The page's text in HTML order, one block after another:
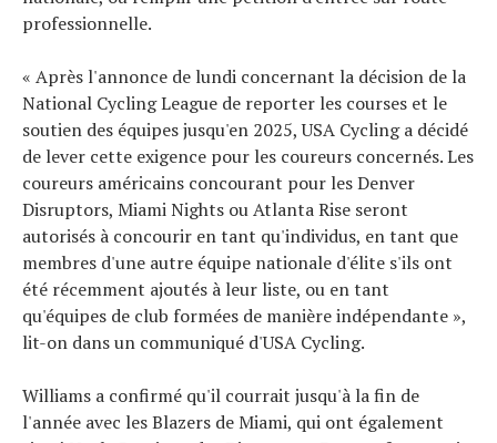
professionnelle.
« Après l'annonce de lundi concernant la décision de la
National Cycling League de reporter les courses et le
soutien des équipes jusqu'en 2025, USA Cycling a décidé
de lever cette exigence pour les coureurs concernés. Les
coureurs américains concourant pour les Denver
Disruptors, Miami Nights ou Atlanta Rise seront
autorisés à concourir en tant qu'individus, en tant que
membres d'une autre équipe nationale d'élite s'ils ont
été récemment ajoutés à leur liste, ou en tant
qu'équipes de club formées de manière indépendante »,
lit-on dans un communiqué d'USA Cycling.
Williams a confirmé qu'il courrait jusqu'à la fin de
l'année avec les Blazers de Miami, qui ont également